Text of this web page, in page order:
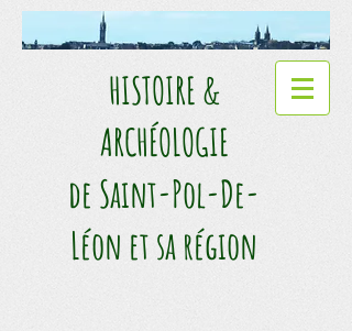
HISTOIRE &
ARCHÉOLOGIE​
de Saint-Pol-De-
Léon et sa région